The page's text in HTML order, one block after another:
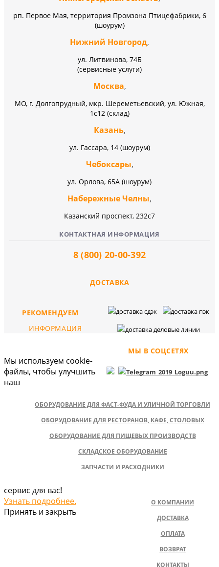
рп. Первое Мая, территория Промзона Птицефабрики, 6
(шоурум)
Нижний Новгород,
ул. Литвинова, 74Б
(сервисные услуги)
Москва,
МО, г. Долгопрудный, мкр. Шереметьевский, ул. Южная,
1с12 (склад)
Казань,
ул. Гассара, 14 (шоурум)
Чебоксары,
ул. Орлова, 65А (шоурум)
Набережные Челны,
Казанский проспект, 232c7
КОНТАКТНАЯ ИНФОРМАЦИЯ
8 (800) 20-00-392
ДОСТАВКА
МЫ В СОЦСЕТЯХ
РЕКОМЕНДУЕМ
ОБОРУДОВАНИЕ ДЛЯ ФАСТ-ФУДА И УЛИЧНОЙ ТОРГОВЛИ
ОБОРУДОВАНИЕ ДЛЯ РЕСТОРАНОВ, КАФЕ, СТОЛОВЫХ
ОБОРУДОВАНИЕ ДЛЯ ПИЩЕВЫХ ПРОИЗВОДСТВ
СКЛАДСКОЕ ОБОРУДОВАНИЕ
ЗАПЧАСТИ И РАСХОДНИКИ
ИНФОРМАЦИЯ
О КОМПАНИИ
ДОСТАВКА
ОПЛАТА
ВОЗВРАТ
КОНТАКТЫ
Мы используем cookie-
файлы, чтобы улучшить
наш
сервис для вас!
Узнать подробнее.
Принять и закрыть